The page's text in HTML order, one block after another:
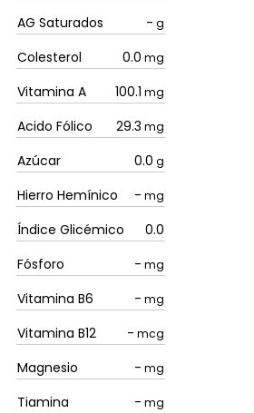
AG Saturados - g
Colesterol 0.0 mg
Vitamina A 100.1 mg
Acido Fólico 29.3 mg
Azúcar 0.0 g
Hierro Hemínico - mg
Índice Glicémico
0.0
Fósforo
- mg
Vitamina B6 - mg
Vitamina B12 - mcg
Magnesio - mg
Tiamina - mg